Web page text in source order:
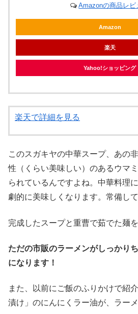
Amazonの商品レ
Amazon
楽天
Yahoo!ショッピング
楽天で詳細を見る
このスガキヤの中華スープ、あの
性（くらい美味しい）のあるウマ
られているんですよね。中華料理
劇的に美味しくなります。常備し
完成したスープと重曹で茹でた麺
ただの市販のラーメンがしっかり
になります！
また、以前にご飯のふりかけで紹
漬け」のにんにくラー油が、ラー